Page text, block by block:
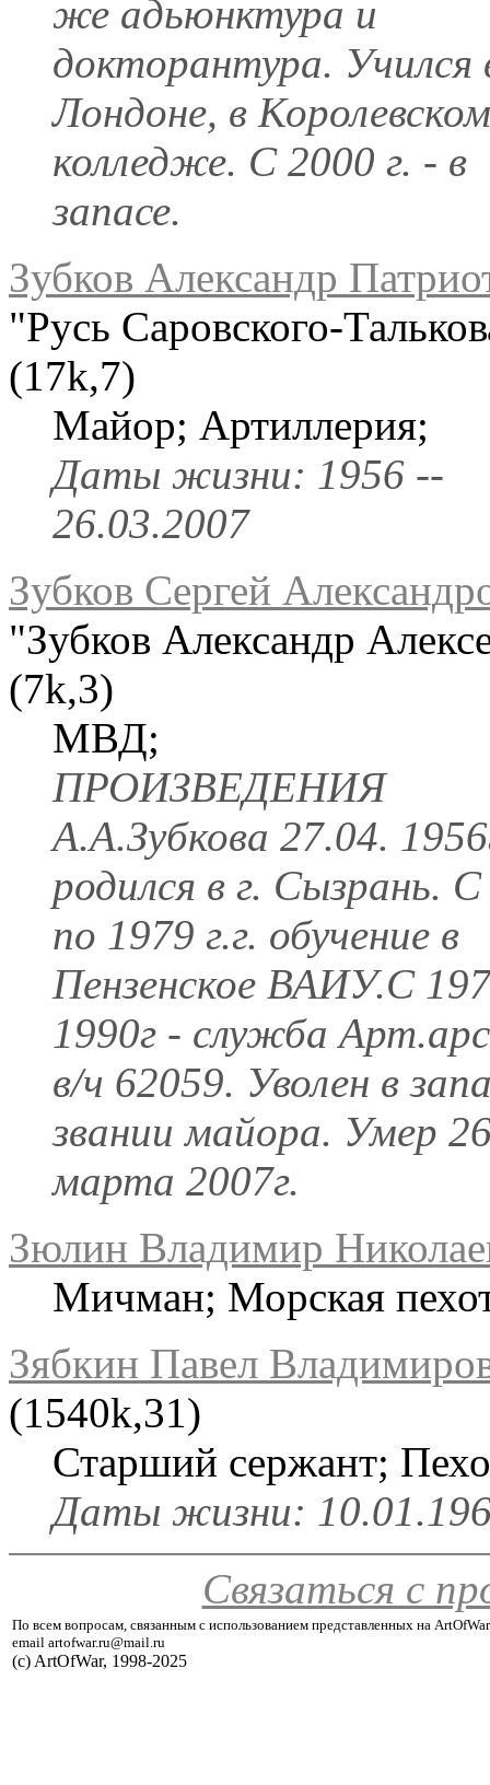
же адьюнктура и
докторантура. Учился
Лондоне, в Королевском
колледже. С 2000 г. - в
запасе.
Зубков Александр
"Русь Саровского-
(17k,7)
Майор; Артиллерия;
Даты жизни: 1956 --
26.03.2007
Зубков Сергей
"Зубков Александр
(7k,3)
МВД;
ПРОИЗВЕДЕНИЯ
А.А.Зубкова 27.04.
родился в г. Сызрань.
по 1979 г.г. обучение в
Пензенское ВАИУ.С
1990г - служба
в/ч 62059. Уволен в
звании майора. Умер
марта 2007г.
Зюлин Владимир
Мичман; Морская
Зябкин Павел
(1540k,31)
Старший сержант;
Даты жизни:
Связаться с
По всем вопросам, связанным с использованием представленных на
email artofwar.ru@mail.ru
(с) ArtOfWar, 1998-2025